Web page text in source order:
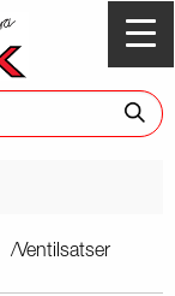
Ventilsatser